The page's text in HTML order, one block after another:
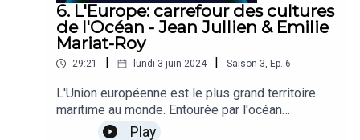
6. L'Europe: carrefour des cultures
de l'Océan - Jean Jullien & Emilie
Mariat-Roy
29:21 lundi 3 juin 2024 Saison 3, Ep. 6
L'Union européenne est le plus grand territoire
maritime au monde. Entourée par l'océan
Atlantique, la mer Méditerranée, la mer du Nord ou
Play